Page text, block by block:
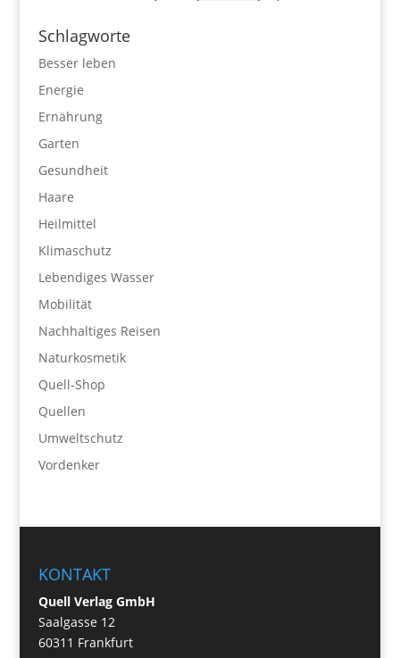
Schlagworte
Besser leben
Energie
Ernährung
Garten
Gesundheit
Haare
Heilmittel
Klimaschutz
Lebendiges Wasser
Mobilität
Nachhaltiges Reisen
Naturkosmetik
Quell-Shop
Quellen
Umweltschutz
Vordenker
KONTAKT
Quell Verlag GmbH
Saalgasse 12
60311 Frankfurt